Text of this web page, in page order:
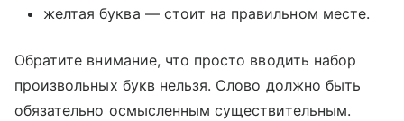
желтая буква — стоит на правильном месте.
Обратите внимание, что просто вводить набор
произвольных букв нельзя. Слово должно быть
обязательно осмысленным существительным.